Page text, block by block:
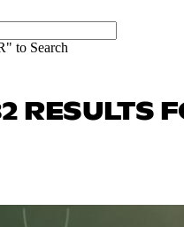
to Search
RESULTS